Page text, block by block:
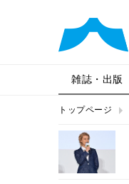
雑誌・出版
トップページ